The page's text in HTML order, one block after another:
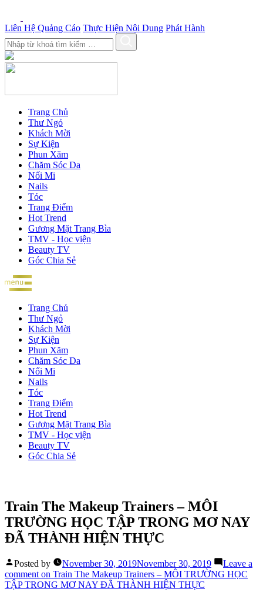
Liên Hệ Quảng Cáo Thực Hiện Nội Dung Phát Hành
Trang Chủ
Thư Ngỏ
Khách Mời
Sự Kiện
Phun Xăm
Chăm Sóc Da
Nối Mi
Nails
Tóc
Trang Điểm
Hot Trend
Gương Mặt Trang Bìa
TMV - Học viện
Beauty TV
Góc Chia Sẻ
Trang Chủ
Thư Ngỏ
Khách Mời
Sự Kiện
Phun Xăm
Chăm Sóc Da
Nối Mi
Nails
Tóc
Trang Điểm
Hot Trend
Gương Mặt Trang Bìa
TMV - Học viện
Beauty TV
Góc Chia Sẻ
Train The Makeup Trainers – MÔI
TRƯỜNG HỌC TẬP TRONG MƠ NAY
ĐÃ THÀNH HIỆN THỰC
Posted by November 30, 2019November 30, 2019
Leave a
commenton Train The Makeup Trainers – MÔI TRƯỜNG HỌC
TẬP TRONG MƠ NAY ĐÃ THÀNH HIỆN THỰC